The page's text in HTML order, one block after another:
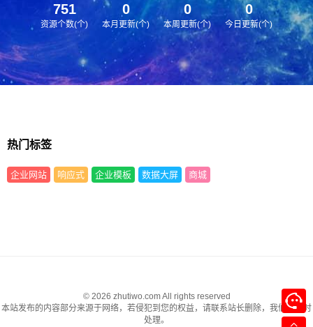
751
资源个数(个)
0
本月更新(个)
0
本周更新(个)
0
今日更新(个)
热门标签
企业网站 响应式 企业模板 数据大屏 商城
© 2026 zhutiwo.com All rights reserved
本站发布的内容部分来源于网络，若侵犯到您的权益，请联系站长删除，我们将及时
处理。